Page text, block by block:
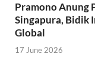
Pramono Anung
Singapura, Bidik
Global
17 June 2026